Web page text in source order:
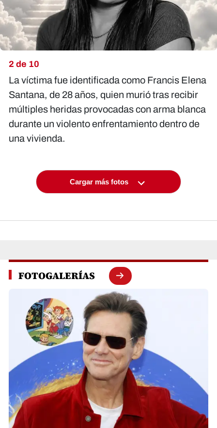
2 de 10
La víctima fue identificada como Francis Elena
Santana, de 28 años, quien murió tras recibir
múltiples heridas provocadas con arma blanca
durante un violento enfrentamiento dentro de
una vivienda.
Cargar más fotos
FOTOGALERÍAS